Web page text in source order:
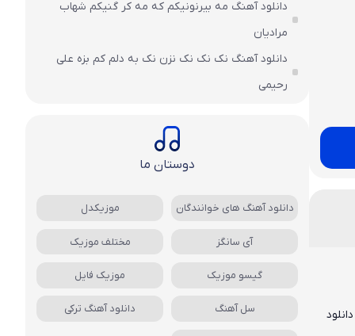
دانلود آهنگ مه بیرنونیکم که مه کر گنیکم شهاب
مرادیان
دانلود آهنگ نک نک نک نزن نک به دلم کم بزه علی
رحیمی
دوستان ما
دانلود آهنگ های خوانندگان موزیکدل
آی سانگز مختلف موزیک
گیسو موزیک موزیک فایل
سل آهنگ دانلود آهنگ ترکی